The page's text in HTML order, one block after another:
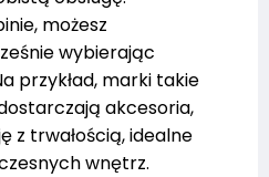
możesz
wybierając
przykład, marki takie
akcesoria,
z trwałością, idealne
wnętrz.